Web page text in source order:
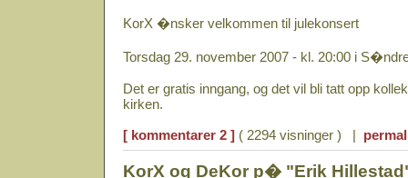
KorX �nsker velkommen til julekonsert
Torsdag 29. november 2007 - kl. 20:00 i
Det er gratis inngang, og det vil bli tatt opp
kirken.
[ kommentarer 2 ] ( 2294 visninger ) |
KorX og DeKor p� "Erik